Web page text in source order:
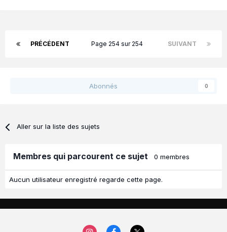
PRÉCÉDENT SUIVANT
Page 254 sur 254
Abonnés 0
Aller sur la liste des sujets
Membres qui parcourent ce sujet 0 membres
Aucun utilisateur enregistré regarde cette page.